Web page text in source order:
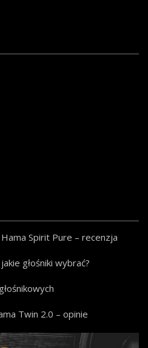
Spirit Pure – recenzja
głośniki wybrać?
Twin 2.0 – opinie